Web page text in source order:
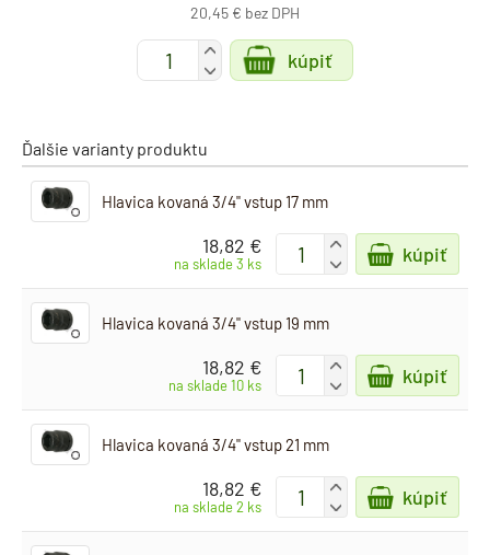
20,45 € bez DPH
+
-
kúpiť
Ďalšie varianty produktu
Hlavica kovaná 3/4" vstup 17 mm
18,82 €
na sklade 3 ks
+
-
kúpiť
Hlavica kovaná 3/4" vstup 19 mm
18,82 €
na sklade 10 ks
+
-
kúpiť
Hlavica kovaná 3/4" vstup 21 mm
18,82 €
na sklade 2 ks
+
-
kúpiť